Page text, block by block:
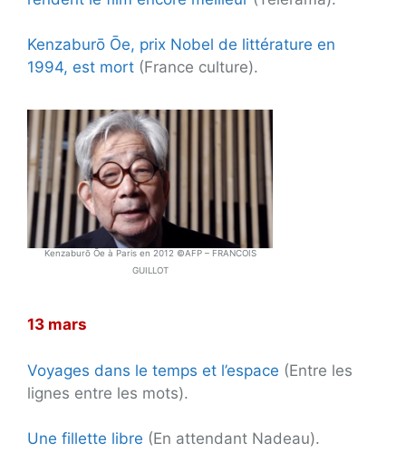
Kenzaburō Ōe, prix Nobel de littérature en
1994, est mort (France culture).
Kenzaburō Ōe à Paris en 2012 ©AFP – FRANCOIS
GUILLOT
13 mars
Voyages dans le temps et l’espace (Entre les
lignes entre les mots).
Une fillette libre (En attendant Nadeau).